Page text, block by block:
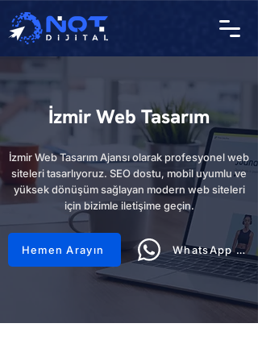
İzmir Web Tasarım
İzmir Web Tasarım Ajansı olarak profesyonel web
siteleri tasarlıyoruz. SEO dostu, mobil uyumlu ve
yüksek dönüşüm sağlayan modern web siteleri
için bizimle iletişime geçin.
Hemen Arayın WhatsApp Hattı